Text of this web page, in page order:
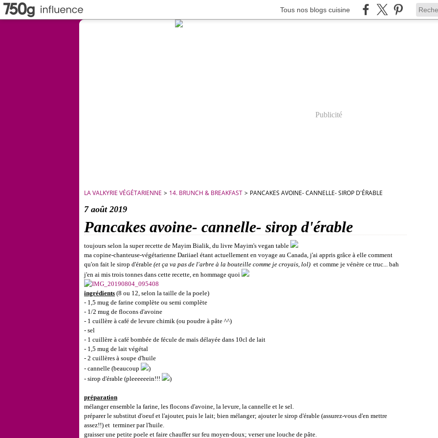
Tous nos blogs cuisine
Publicité
LA VALKYRIE VÉGÉTARIENNE > 14. BRUNCH & BREAKFAST > PANCAKES AVOINE- CANNELLE- SIROP D'ÉRABLE
7 août 2019
Pancakes avoine- cannelle- sirop d'érable
toujours selon la super recette de Mayim Bialik, du livre Mayim's vegan table
ma copine-chanteuse-végétarienne Dariiael étant actuellement en voyage au Canada, j'ai appris grâce à elle comment
qu'on fait le sirop d'érable (et ça va pas de l'arbre à la bouteille comme je croyais, lol) et comme je vénère ce truc... bah
j'en ai mis trois tonnes dans cette recette, en hommage quoi
ingrédients (8 ou 12, selon la taille de la poele)
- 1,5 mug de farine complète ou semi complète
- 1/2 mug de flocons d'avoine
- 1 cuillère à café de levure chimik (ou poudre à pâte ^^)
- sel
- 1 cuillère à café bombée de fécule de maïs délayée dans 10cl de lait
- 1,5 mug de lait végétal
- 2 cuillères à soupe d'huile
- cannelle (beaucoup
)
- sirop d'érable (pleeeeeein!!!
)
préparation
mélanger ensemble la farine, les flocons d'avoine, la levure, la cannelle et le sel.
préparer le substitut d'oeuf et l'ajouter, puis le lait; bien mélanger; ajouter le sirop d'érable (assurez-vous d'en mettre
assez!!) et terminer par l'huile.
graisser une petite poele et faire chauffer sur feu moyen-doux; verser une louche de pâte.